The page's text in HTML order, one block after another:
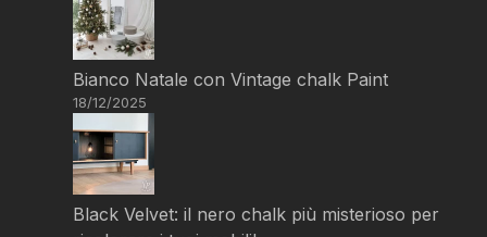
Bianco Natale con Vintage chalk Paint
18/12/2025
Black Velvet: il nero chalk più misterioso per